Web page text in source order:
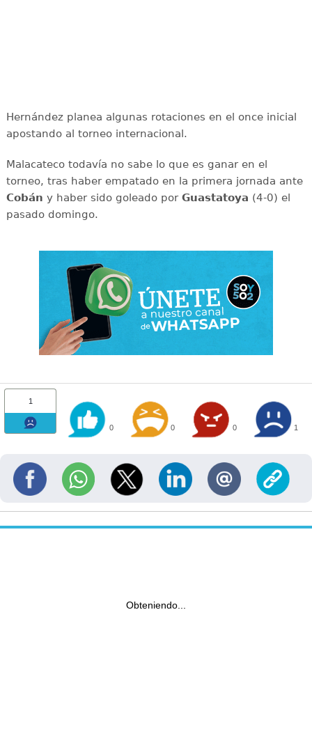
Hernández planea algunas rotaciones en el once inicial
apostando al torneo internacional.
Malacateco todavía no sabe lo que es ganar en el
torneo, tras haber empatado en la primera jornada ante
Cobán y haber sido goleado por Guastatoya (4-0) el
pasado domingo.
1
0 0 0 1
Obteniendo...